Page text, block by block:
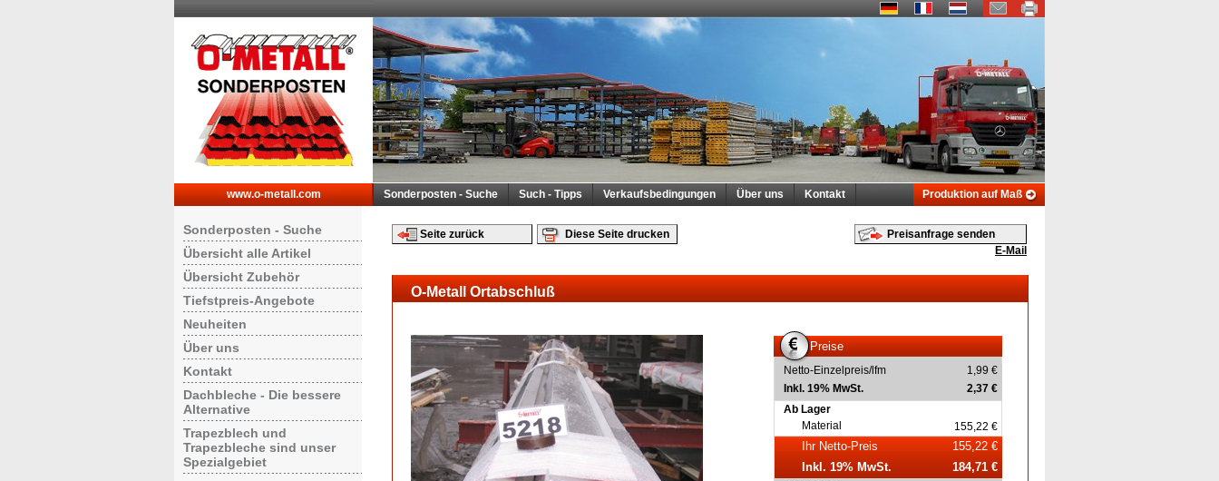
www.o-metall.com Sonderposten - Suche Such - Tipps Verkaufsbedingungen Über uns Kontakt Produktion auf Maß
Sonderposten - Suche
Übersicht alle Artikel
Übersicht Zubehör
Tiefstpreis-Angebote
Neuheiten
Über uns
Kontakt
Dachbleche - Die bessere
Alternative
Trapezblech und
Trapezbleche sind unser
Spezialgebiet
Seite zurück Diese Seite drucken
Preisanfrage senden
E-Mail
O-Metall Ortabschluß
Preise
Netto-Einzelpreis/lfm
1,99 €
Inkl. 19% MwSt.
2,37 €
Ab Lager
Material
155,22 €
Ihr Netto-Preis
155,22 €
Inkl. 19% MwSt.
184,71 €